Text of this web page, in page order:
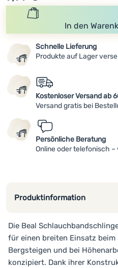
Anmelden /
In den
Schnelle Lieferung
Produkte auf Lager
Kostenloser Versand ab
Versand gratis bei
Persönliche Beratung
Online oder telefonisch –
Produktinformation
Die Beal
für einen breiten Einsatz beim
Bergsteigen und bei
konzipiert. Dank ihrer